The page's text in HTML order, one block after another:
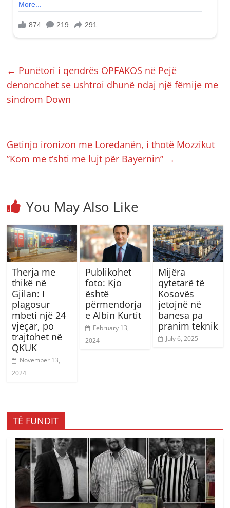
← Punëtori i qendrës OPFAKOS në Pejë
denoncohet se ushtroi dhunë ndaj një fëmije me
sindrom Down
Getinjo ironizon me Loredanën, i thotë Mozzikut
”Kom me t’shti me lujt për Bayernin” →
You May Also Like
Therja me
thikë në
Gjilan: I
plagosur
mbeti një 24
vjeçar, po
trajtohet në
QKUK
November 13,
2024
Publikohet
foto: Kjo
është
përmendorja
e Albin Kurtit
February 13,
2024
Mijëra
qytetarë të
Kosovës
jetojnë në
banesa pa
pranim teknik
July 6, 2025
TË FUNDIT